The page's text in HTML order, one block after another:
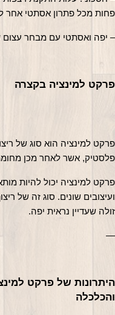
מכל פתרון אסתטי אחר
יפה ואסתטי עם מבחר עצום
למינציה בקצרה
אשר לאחר מכן
שעדיין נראית יפה.